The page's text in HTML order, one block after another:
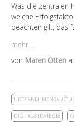
Was die zentralen
welche
beachten gilt, das
mehr ...
von Maren Otten
DIGITAL-STRATEGIE